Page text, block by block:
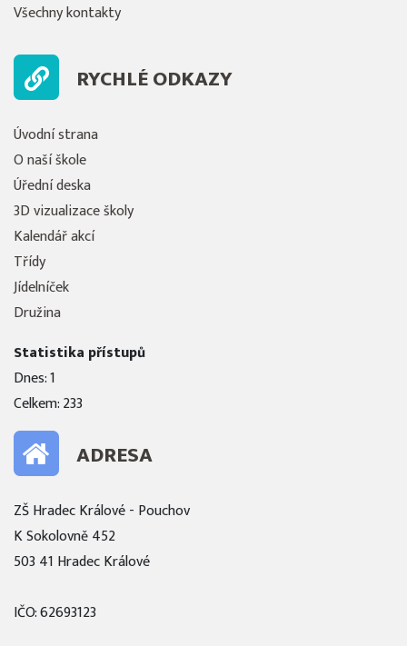
Všechny kontakty
RYCHLÉ ODKAZY
Úvodní strana
O naší škole
Úřední deska
3D vizualizace školy
Kalendář akcí
Třídy
Jídelníček
Družina
Statistika přístupů
Dnes: 1
Celkem: 233
ADRESA
ZŠ Hradec Králové - Pouchov
K Sokolovně 452
503 41 Hradec Králové
IČO: 62693123